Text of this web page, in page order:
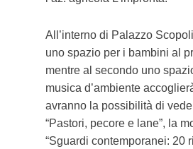
All’interno di Palazzo
uno spazio per i bambini al
mentre al secondo uno
musica d’ambiente
avranno la possibilità di
“Pastori, pecore e lane”, la
“Sguardi contemporanei: 20